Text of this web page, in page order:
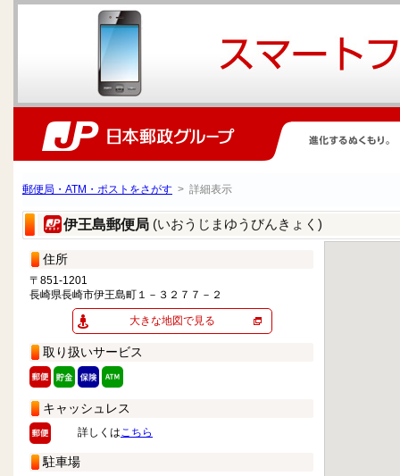
郵便局・ATM・ポストをさがす > 詳細表示
伊王島郵便局 (いおうじまゆうびんきょく)
住所
〒851-1201
長崎県長崎市伊王島町１－３２７７－２
大きな地図で見る
取り扱いサービス
キャッシュレス
詳しくはこちら
駐車場